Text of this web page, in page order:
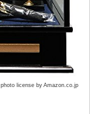
photo license by Amazon.co.jp